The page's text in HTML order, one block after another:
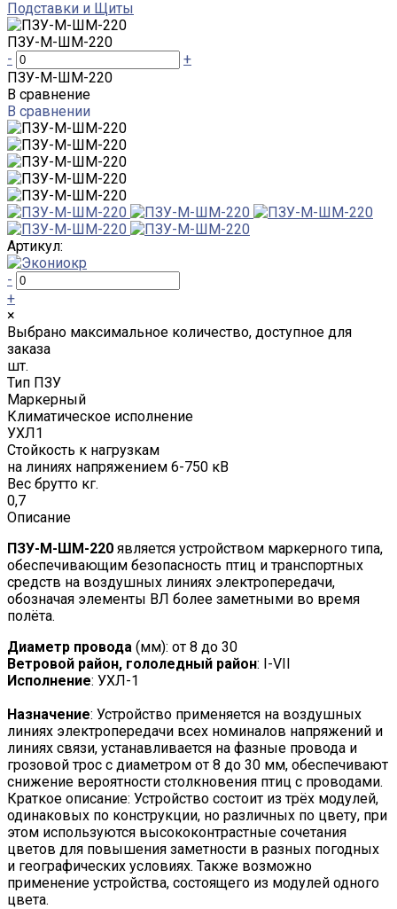
Подставки и Щиты
ПЗУ-М-ШМ-220
-
+
ПЗУ-М-ШМ-220
В сравнение
В сравнении
Артикул:
-
+
×
Выбрано максимальное количество, доступное для
заказа
шт.
Тип ПЗУ
Маркерный
Климатическое исполнение
УХЛ1
Стойкость к нагрузкам
на линиях напряжением 6-750 кВ
Вес брутто кг.
0,7
Описание
ПЗУ-М-ШМ-220 является устройством маркерного типа,
обеспечивающим безопасность птиц и транспортных
средств на воздушных линиях электропередачи,
обозначая элементы ВЛ более заметными во время
полёта.
Диаметр провода (мм): от 8 до 30
Ветровой район, гололедный район: I-VII
Исполнение: УХЛ-1
Назначение: Устройство применяется на воздушных
линиях электропередачи всех номиналов напряжений и
линиях связи, устанавливается на фазные провода и
грозовой трос с диаметром от 8 до 30 мм, обеспечивают
снижение вероятности столкновения птиц с проводами.
Краткое описание: Устройство состоит из трёх модулей,
одинаковых по конструкции, но различных по цвету, при
этом используются высококонтрастные сочетания
цветов для повышения заметности в разных погодных
и географических условиях. Также возможно
применение устройства, состоящего из модулей одного
цвета.